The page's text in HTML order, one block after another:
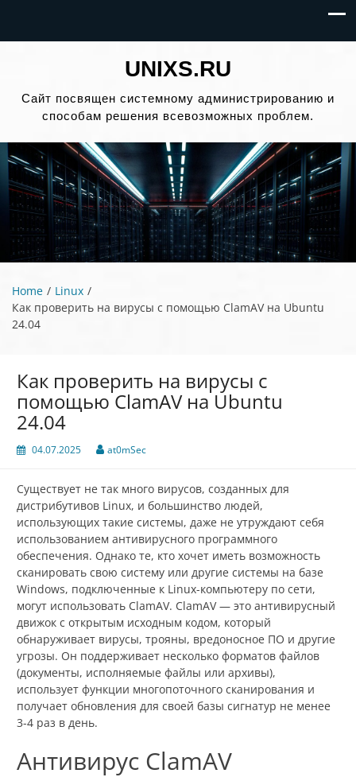
UNIXS.RU
Сайт посвящен системному администрированию и
способам решения всевозможных проблем.
Home
Linux
Как проверить на вирусы с помощью ClamAV на Ubuntu
24.04
Как проверить на вирусы с
помощью ClamAV на Ubuntu
24.04
04.07.2025 at0mSec
Существует не так много вирусов, созданных для
дистрибутивов Linux, и большинство людей,
использующих такие системы, даже не утруждают себя
использованием антивирусного программного
обеспечения. Однако те, кто хочет иметь возможность
сканировать свою систему или другие системы на базе
Windows, подключенные к Linux-компьютеру по сети,
могут использовать ClamAV. ClamAV — это антивирусный
движок с открытым исходным кодом, который
обнаруживает вирусы, трояны, вредоносное ПО и другие
угрозы. Он поддерживает несколько форматов файлов
(документы, исполняемые файлы или архивы),
использует функции многопоточного сканирования и
получает обновления для своей базы сигнатур не менее
3-4 раз в день.
Антивирус ClamAV